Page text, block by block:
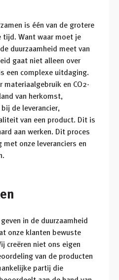
is één van de grotere
Want waar moet je
duurzaamheid meet van
gaat niet alleen over
een complexe uitdaging.
materiaalgebruik en CO2-
van herkomst,
de leverancier,
van een product. Dit is
aan werken. Dit proces
onze leveranciers en
in de duurzaamheid
onze klanten bewuste
creëren niet ons eigen
van de producten
partij die